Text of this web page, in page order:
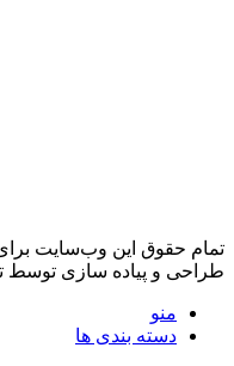
تمام حقوق اين وب‌سايت
طراحی و پیاده سازی توسط
منو
دسته بندی ها